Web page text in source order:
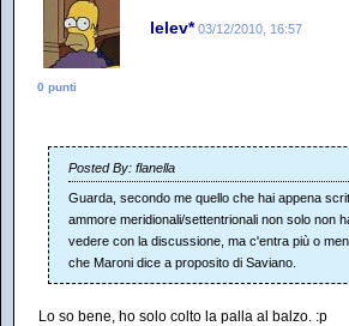
lelev* 03/12/2010, 16:57
0 punti
Posted By: flanella
Guarda, secondo me quello che hai appena
ammore meridionali/settentrionali non solo non
vedere con la discussione, ma c'entra più o
che Maroni dice a proposito di Saviano.
Lo so bene, ho solo colto la palla al balzo. :p